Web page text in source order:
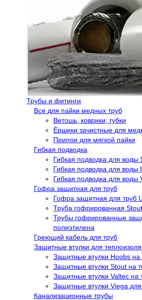
Трубы и фитинги
Все для пайки медных труб
Ветошь, коврики, губки
Ёршики зачистные для
Припои для мягкой пайки
Гибкая подводка
Гибкая подводка для воды
Гибкая подводка для воды
Гибкая подводка для воды
Гофра защитная для труб
Гофра защитная для труб
Труба гофрированная
Трубы гофрированные
полиэтилена
Греющий кабель для труб
Защитные втулки для
Защитные втулки Hoobs
Защитные втулки Stout на
Защитные втулки Valtec на
Защитные втулки Viega
Канализационные трубы